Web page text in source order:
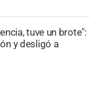
tuve un brote":
y desligó a